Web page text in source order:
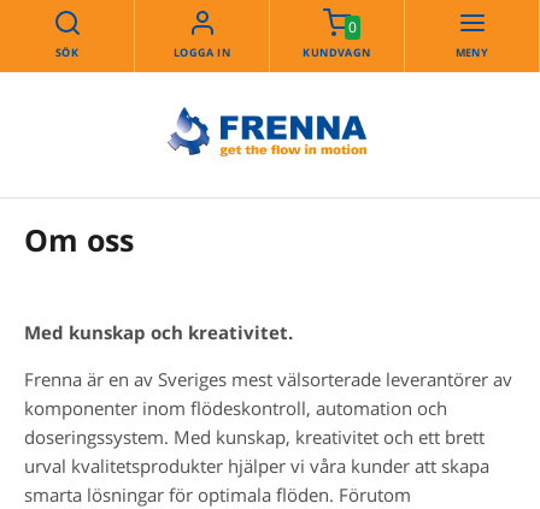
SÖK LOGGA IN
0
KUNDVAGN MENY
Om oss
Med kunskap och kreativitet.
Frenna är en av Sveriges mest välsorterade leverantörer av
komponenter inom flödeskontroll, automation och
doseringssystem. Med kunskap, kreativitet och ett brett
urval kvalitetsprodukter hjälper vi våra kunder att skapa
smarta lösningar för optimala flöden. Förutom